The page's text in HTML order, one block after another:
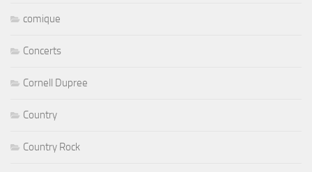
comique
Concerts
Cornell Dupree
Country
Country Rock